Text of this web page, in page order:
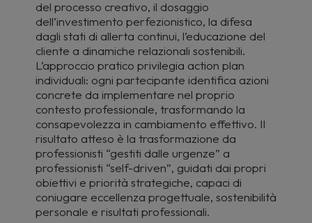
del processo creativo, il dosaggio
dell’investimento perfezionistico, la difesa
dagli stati di allerta continui, l’educazione del
cliente a dinamiche relazionali sostenibili.
L’approccio pratico privilegia action plan
individuali: ogni partecipante identifica azioni
concrete da implementare nel proprio
contesto professionale, trasformando la
consapevolezza in cambiamento effettivo. Il
risultato atteso è la trasformazione da
professionisti “gestiti dalle urgenze” a
professionisti “self-driven”, guidati dai propri
obiettivi e priorità strategiche, capaci di
coniugare eccellenza progettuale, sostenibilità
personale e risultati professionali.